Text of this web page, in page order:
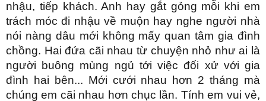
nhậu, tiếp khách. Anh hay gắt gỏng mỗi khi em
trách móc đi nhậu về muộn hay nghe người nhà
nói nàng dâu mới không mấy quan tâm gia đình
chồng. Hai đứa cãi nhau từ chuyện nhỏ như ai là
người buông mùng ngủ tới việc đối xử với gia
đình hai bên... Mới cưới nhau hơn 2 tháng mà
chúng em cãi nhau hơn chục lần. Tính em vui vẻ,